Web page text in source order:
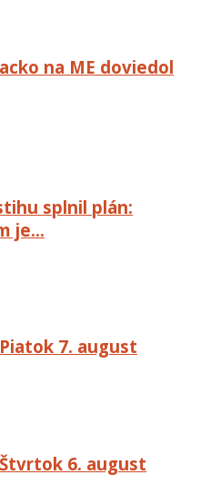
na ME doviedol
splnil plán:
je…
7. august
6. august